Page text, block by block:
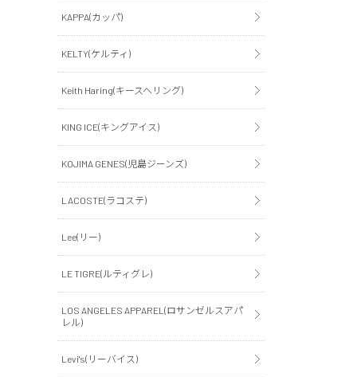
KAPPA(カッパ)
KELTY(ケルティ)
Keith Haring(キースヘリング)
KING ICE(キングアイス)
KOJIMA GENES(児島ジーンズ)
LACOSTE(ラコステ)
Lee(リー)
LE TIGRE(ルティグレ)
LOS ANGELES APPAREL(ロサンゼルスアパ
レル)
Levi's(リーバイス)